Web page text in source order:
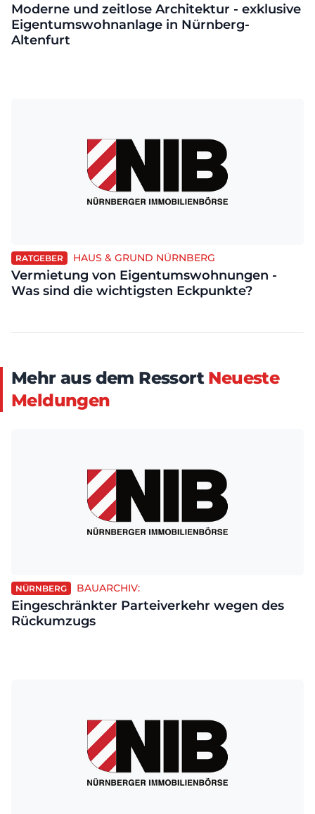
Moderne und zeitlose Architektur - exklusive
Eigentumswohnanlage in Nürnberg-
Altenfurt
RATGEBER HAUS & GRUND NÜRNBERG
Vermietung von Eigentumswohnungen -
Was sind die wichtigsten Eckpunkte?
Mehr aus dem Ressort Neueste
Meldungen
NÜRNBERG BAUARCHIV:
Eingeschränkter Parteiverkehr wegen des
Rückumzugs